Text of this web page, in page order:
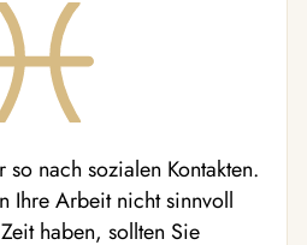
so nach sozialen Kontakten.
Ihre Arbeit nicht sinnvoll
haben, sollten Sie